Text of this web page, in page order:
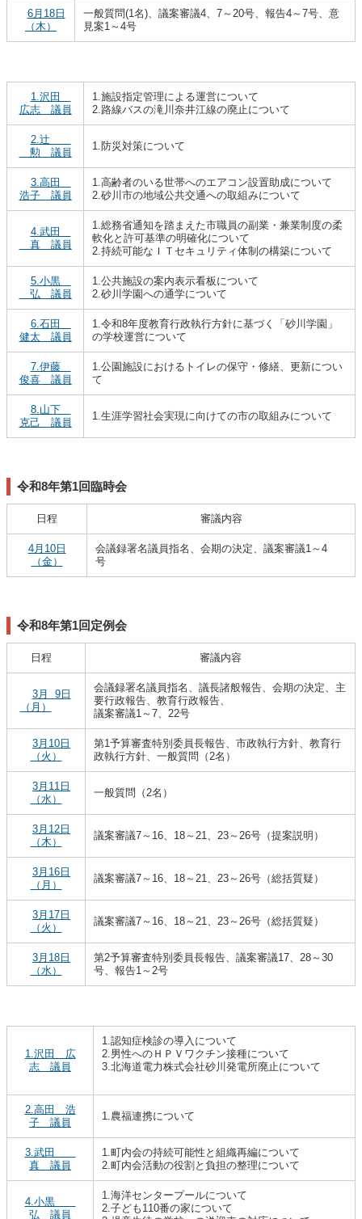
6月18日
（木）
一般質問(1名)、議案審議4、7～20号、報告4～7号、意
見案1～4号
1.沢田
広志 議員
1.施設指定管理による運営について
2.路線バスの滝川奈井江線の廃止について
2.辻
勲 議員
1.防災対策について
3.高田
浩子 議員
1.高齢者のいる世帯へのエアコン設置助成について
2.砂川市の地域公共交通への取組みについて
4.武田
真 議員
1.総務省通知を踏まえた市職員の副業・兼業制度の柔
軟化と許可基準の明確化について
2.持続可能なＩＴセキュリティ体制の構築について
5.小黒
弘 議員
1.公共施設の案内表示看板について
2.砂川学園への通学について
6.石田
健太 議員
1.令和8年度教育行政執行方針に基づく「砂川学園」
の学校運営について
7.伊藤
俊喜 議員
1.公園施設におけるトイレの保守・修繕、更新につい
て
8.山下
克己 議員
1.生涯学習社会実現に向けての市の取組みについて
令和8年第1回臨時会
日程 審議内容
4月10日
（金）
会議録署名議員指名、会期の決定、議案審議1～4
号
令和8年第1回定例会
日程 審議内容
3月 9日
（月）
会議録署名議員指名、議長諸般報告、会期の決定、主
要行政報告、教育行政報告、
議案審議1～7、22号
3月10日
（火）
第1予算審査特別委員長報告、市政執行方針、教育行
政執行方針、一般質問（2名）
3月11日
（水）
一般質問（2名）
3月12日
（木）
議案審議7～16、18～21、23～26号（提案説明）
3月16日
（月）
議案審議7～16、18～21、23～26号（総括質疑）
3月17日
（火）
議案審議7～16、18～21、23～26号（総括質疑）
3月18日
（水）
第2予算審査特別委員長報告、議案審議17、28～30
号、報告1～2号
1.沢田 広
志 議員
1.認知症検診の導入について
2.男性へのＨＰＶワクチン接種について
3.北海道電力株式会社砂川発電所廃止について
2.高田 浩
子 議員
1.農福連携について
3.武田
真 議員
1.町内会の持続可能性と組織再編について
2.町内会活動の役割と負担の整理について
4.小黒
弘 議員
1.海洋センタープールについて
2.子ども110番の家について